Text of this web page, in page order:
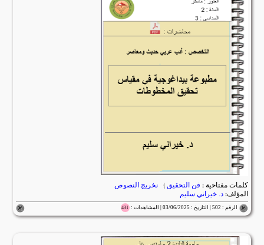
كلمات مفتاحية : فن التحقيق | نخريج النصوص
المؤلف:د. خيراني سليم
الرقم : 502 | التاريخ : 03/06/2025 | المشاهدات : 431